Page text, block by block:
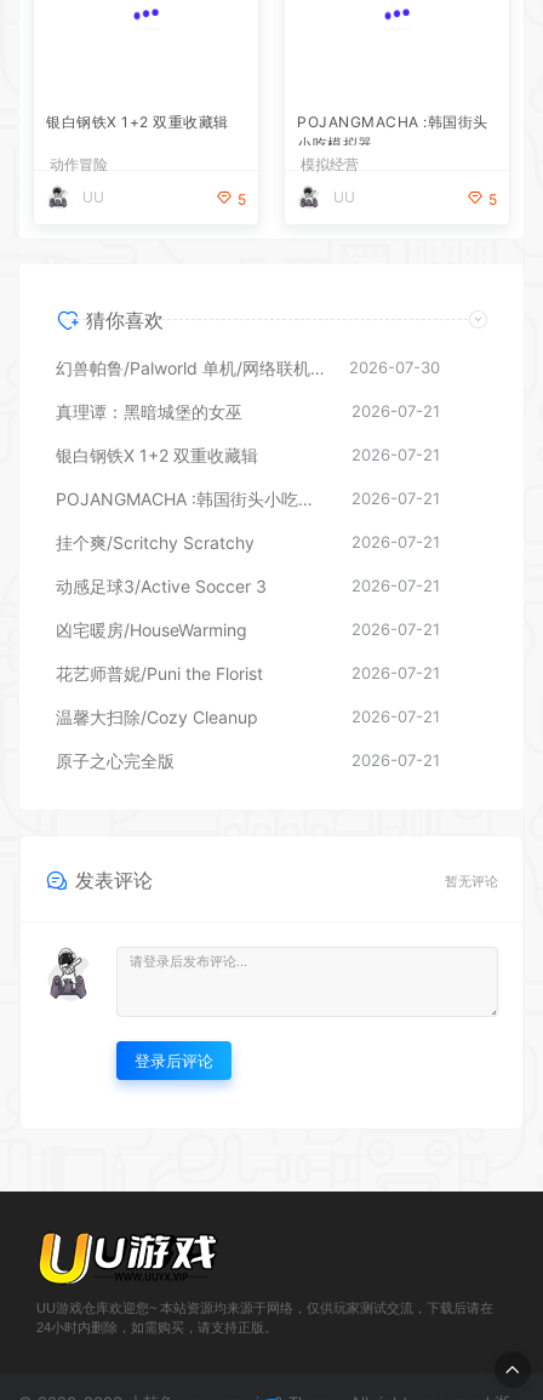
银白钢铁X 1+2 双重收藏辑
动作冒险
UU
5
POJANGMACHA :韩国街头
小吃模拟器
模拟经营
UU
5
猜你喜欢
幻兽帕鲁/Palworld 单机/网络联机 （更新v1.0.1.10619） 2026-07-30
真理谭：黑暗城堡的女巫 2026-07-21
银白钢铁X 1+2 双重收藏辑 2026-07-21
POJANGMACHA :韩国街头小吃模拟器 2026-07-21
挂个爽/Scritchy Scratchy 2026-07-21
动感足球3/Active Soccer 3 2026-07-21
凶宅暖房/HouseWarming 2026-07-21
花艺师普妮/Puni the Florist 2026-07-21
温馨大扫除/Cozy Cleanup 2026-07-21
原子之心完全版 2026-07-21
发表评论 暂无评论
登录后评论
UU游戏仓库欢迎您~ 本站资源均来源于网络，仅供玩家测试交流，下载后请在
24小时内删除，如需购买，请支持正版。